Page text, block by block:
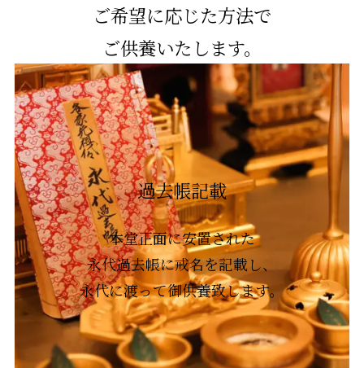
ご希望に応じた方法で
ご供養いたします。
過去帳記載
本堂正面に安置された
永代過去帳に戒名を記載し、
永代に渡って御供養致します。